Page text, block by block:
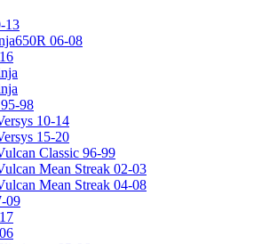
13
06-08
98
10-14
15-20
Classic 96-99
Mean Streak 02-03
Mean Streak 04-08
09